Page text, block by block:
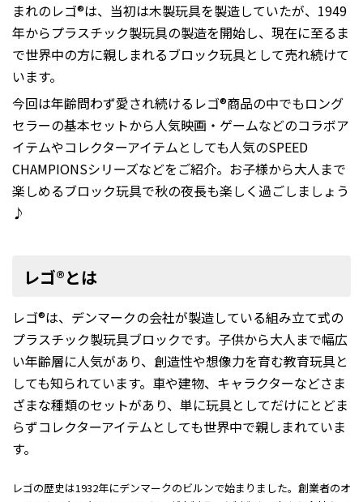
まれのレゴ®は、当初は木製玩具を製造していたが、1949
年からプラスチック製玩具の製造を開始し、現在に至るま
で世界中の方に親しまれるブロック玩具として売れ続けて
います。
今回は年齢問わず愛され続けるレゴ®商品の中でもロング
セラーの基本セットから人気映画・ゲームなどのコラボア
イテムやコレクターアイテムとしても人気のSPEED
CHAMPIONSシリーズなどをご紹介。お子様から大人まで
楽しめるブロック玩具で秋の夜長も楽しく過ごしましょう
♪
レゴ®とは
レゴ®は、デンマークの会社が製造している組み立て式の
プラスチック製玩具ブロックです。子供から大人まで幅広
い年齢層に人気があり、創造性や想像力を育む教育玩具と
しても知られています。車や建物、キャラクターなどさま
ざまな種類のセットがあり、単に玩具としてだけにとどま
らずコレクターアイテムとしても世界中で親しまれていま
す。
レゴの歴史は1932年にデンマークのビルンで始まりました。創業者のオ